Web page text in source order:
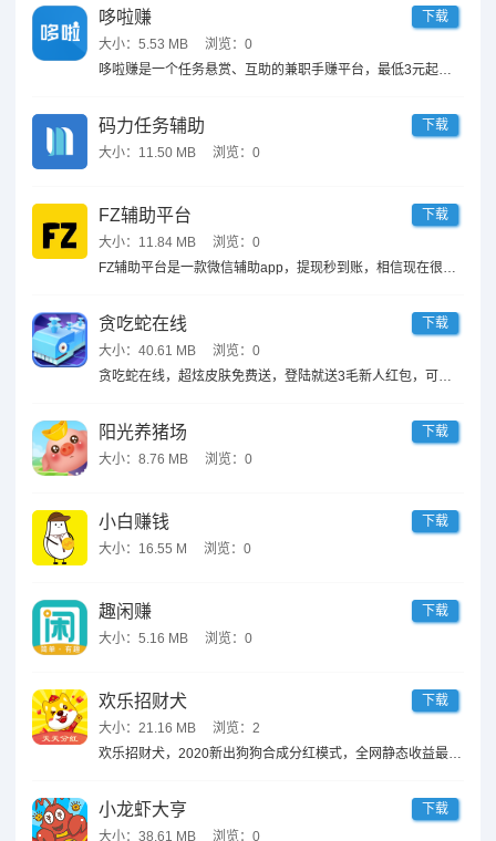
哆啦赚
大小：5.53 MB
浏览：0
哆啦赚是一个任务悬赏、互助的兼职手赚平台，最低3元起提现，悬赏主发布需求，万计乐友合力帮忙， 协助悬赏主快速实现要求目标，乐友也利用零碎时间赚取合理佣金。填写邀请码【641570】，领新手红包奖励！平台担保交易公平，APP注册体验、软件试玩...
下载
码力任务辅助
大小：11.50 MB 浏览：0
下载
FZ辅助平台
大小：11.84 MB
浏览：0
FZ辅助平台是一款微信辅助app，提现秒到账，相信现在很多人都知道，注册一个微信号是需要老号辅助才能注册成功的，所以导致很多人都在找别人辅助注册微信号，慢慢的就形成了一个产业链，而FZ辅助平台就可以接单赚钱。Fz辅助平台常见问题：
下载
贪吃蛇在线
大小：40.61 MB
浏览：0
贪吃蛇在线，超炫皮肤免费送，登陆就送3毛新人红包，可立即提现，秒到账。邀请码【6662585056】贪吃蛇是一款竞技类休闲游戏，游戏中控制蛇头进行移动通过吃金币、击杀其他玩家的方式不断提升自身长度，在规定的时间结束前保持最长长度，从而获得单...
下载
阳光养猪场
大小：8.76 MB 浏览：0
下载
小白赚钱
大小：16.55 M 浏览：0
下载
趣闲赚
大小：5.16 MB 浏览：0
下载
欢乐招财犬
大小：21.16 MB
浏览：2
欢乐招财犬，2020新出狗狗合成分红模式，全网静态收益最具竞争力！欢乐招财犬，一款带你去世界各地旅行的APP，在带上心爱 的狗狗走遍全球的同时，还可以把里程兑换成金币，边旅行边赚钱，每天收获欢乐和红包。目前暂时不能下载，只能预注册。3月7号...
下载
小龙虾大亨
大小：38.61 MB 浏览：0
下载